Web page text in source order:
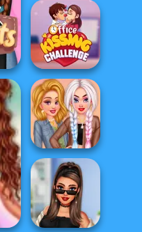
Vacation With
Bffs
Office Kissing
Challenge
Design My
Fabulous Ripped
Jean...